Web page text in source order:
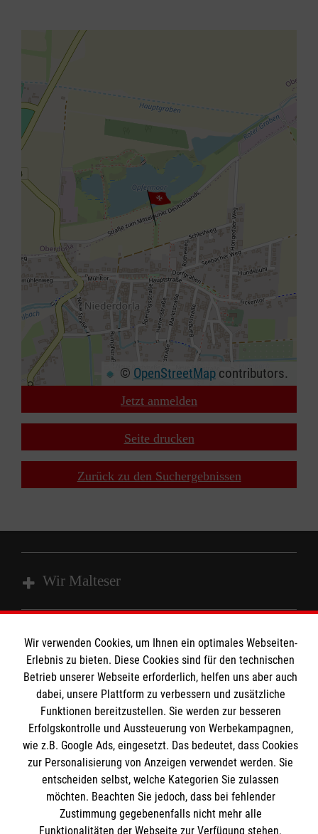
© OpenStreetMap contributors.
Jetzt anmelden
Seite drucken
Zurück zu den Suchergebnissen
Wir Malteser
Das MBZ Westfalen
Spenden
Wir Malteser
Informationen
Downloads
Kontakt
Impressum
Datenschutz
Barrierefreiheit
Malteser online
Malteser Jugend
Spendenkonto
Wir verwenden Cookies, um Ihnen ein optimales Webseiten-
Erlebnis zu bieten. Diese Cookies sind für den technischen
Betrieb unserer Webseite erforderlich, helfen uns aber auch
dabei, unsere Plattform zu verbessern und zusätzliche
Funktionen bereitzustellen. Sie werden zur besseren
Erfolgskontrolle und Aussteuerung von Werbekampagnen,
wie z.B. Google Ads, eingesetzt. Das bedeutet, dass Cookies
zur Personalisierung von Anzeigen verwendet werden. Sie
entscheiden selbst, welche Kategorien Sie zulassen
möchten. Beachten Sie jedoch, dass bei fehlender
Zustimmung gegebenenfalls nicht mehr alle
Funktionalitäten der Webseite zur Verfügung stehen.